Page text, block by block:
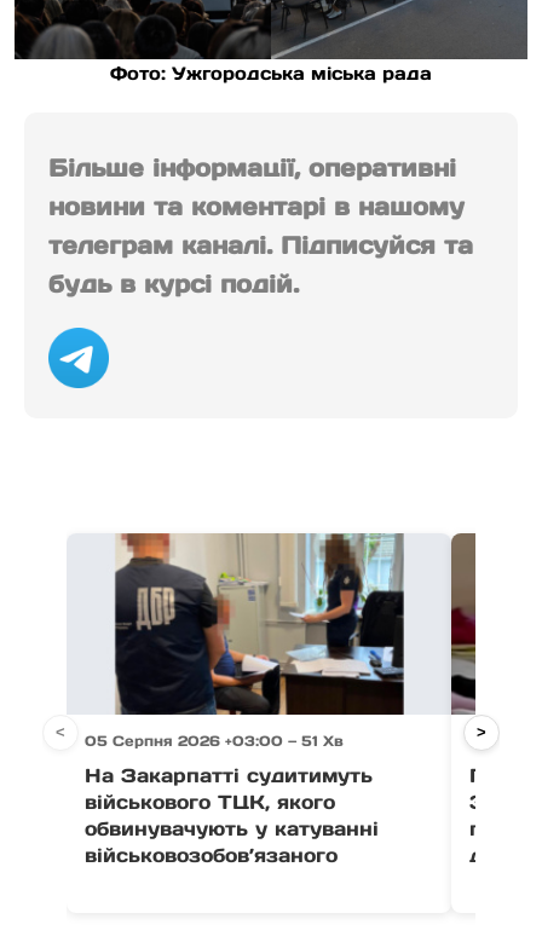
Фото: Ужгородська міська рада
Більше інформації, оперативні
новини та коментарі в нашому
телеграм каналі. Підписуйся та
будь в курсі подій.
05 Серпня 2026 +03:00 — 51 Хв
На Закарпатті судитимуть
військового ТЦК, якого
обвинувачують у катуванні
військовозобов’язаного
05
Після
< >